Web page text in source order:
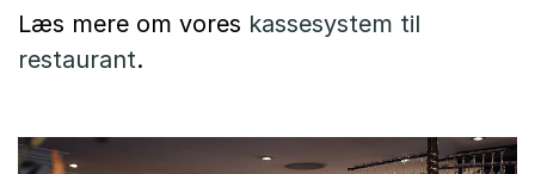
Læs mere om vores kassesystem til
restaurant.